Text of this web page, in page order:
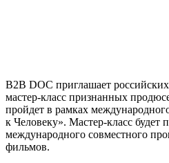
B2B DOC приглашает
мастер-класс признанных
пройдет в рамках
к Человеку». Мастер-класс будет
международного совместного
фильмов.